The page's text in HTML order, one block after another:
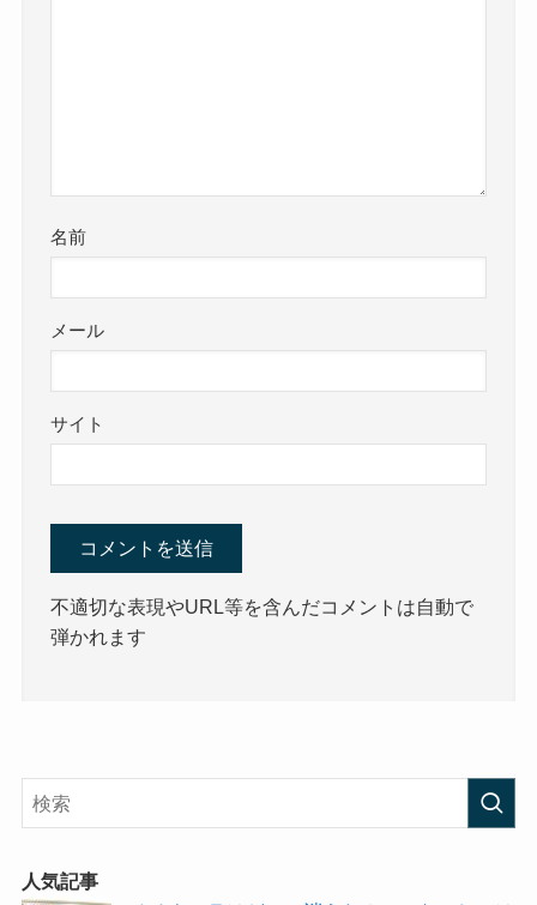
名前
メール
サイト
不適切な表現やURL等を含んだコメントは自動で
弾かれます
人気記事